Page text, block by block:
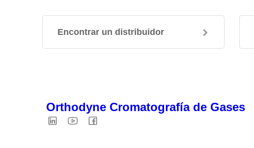
Encontrar un distribuidor
Orthodyne Cromatografía de Gases